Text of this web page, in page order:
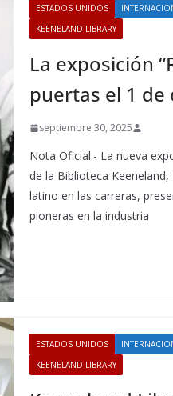
ESTADOS UNIDOS
KEENELAND LIBRARY
La exposición
puertas el 1
septiembre 30, 2025
Nota Oficial.- La nueva
de la Biblioteca
latino en las carreras,
pioneras en la industria
ESTADOS UNIDOS
KEENELAND LIBRARY